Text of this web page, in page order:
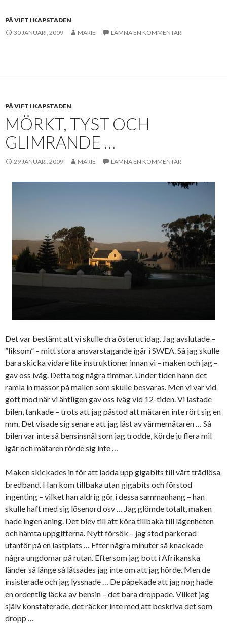
PÅ VIFT I KAPSTADEN
30 JANUARI, 2009
MARIE LÄMNA EN KOMMENTAR
PÅ VIFT I KAPSTADEN
MÖRKT, TYST OCH
GLIMRANDE …
29 JANUARI, 2009 MARIE LÄMNA EN KOMMENTAR
Det var bestämt att vi skulle dra österut idag. Jag avslutade –
”liksom” – mitt stora ansvarstagande igår i SWEA. Så jag skulle
bara skicka vidare lite instruktioner innan vi – maken och jag –
gav oss iväg. Detta tog några timmar. Under tiden hann det
ramla in massor på mailen som skulle besvaras. Men vi var vid
gott mod när vi äntligen gav oss iväg vid 12-tiden. Vi lastade
bilen, tankade – trots att jag påstod att mätaren inte rört sig en
mm. Det visade sig senare att jag läst av värmemätaren … Så
bilen var inte så bensinsnål som jag trodde, körde ju flera mil
igår och mätaren rörde sig inte …
Maken skickades in för att ladda upp gigabits till vårt trådlösa
bredband. Han kom tillbaka utan gigabits och förstod
ingenting – vilket han aldrig gör i dessa sammanhang – han
skulle haft med sig lösenord osv … Jag glömde totalt, maken
hade ingen aning. Det blev till att köra tillbaka till lägenheten
och hämta uppgifterna. Nytt försök – jag stod parkerad
utanför på en lastplats … Efter några minuter så knackade
några ungdomar på rutan. Eftersom jag bott i Afrikanska
länder så länge så låtsades jag inte om att jag hörde. Men de
insisterade och jag lyssnade … De påpekade att jag nog hade
en ordentlig läcka av bensin – det bara droppade. Vilket jag
själv konstaterade, det räcker inte med att beskriva det som
dropp …